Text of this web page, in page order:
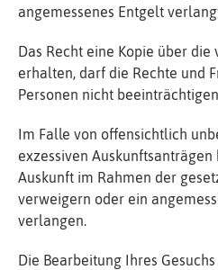
angemessenes Entgelt
Das Recht eine Kopie über
erhalten, darf die Rechte und
Personen nicht
Im Falle von offensichtlich
exzessiven
Auskunft im Rahmen der
verweigern oder ein
verlangen.
Die Bearbeitung Ihres